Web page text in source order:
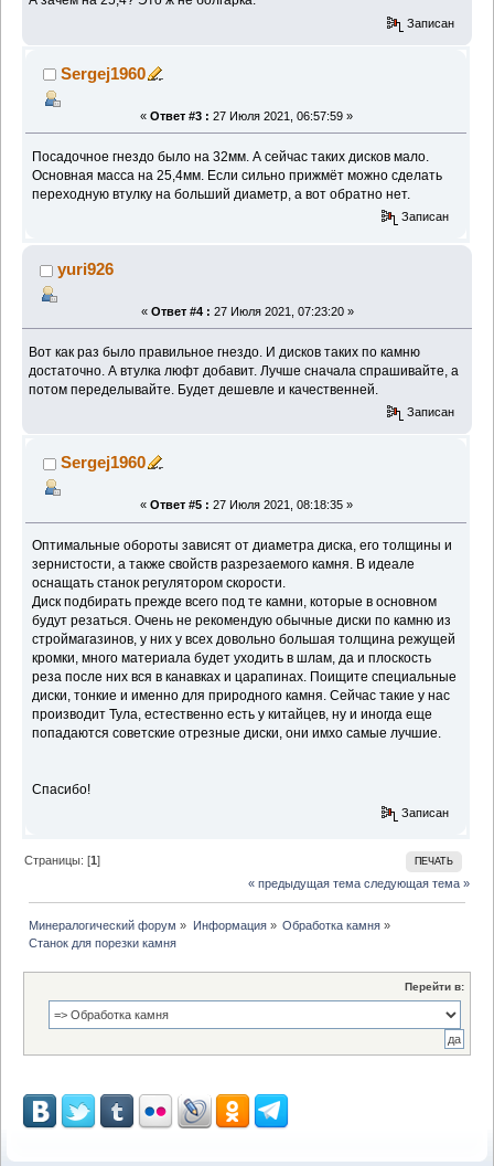
Записан
Sergej1960
« Ответ #3 : 27 Июля 2021, 06:57:59 »
Посадочное гнездо было на 32мм. А сейчас таких дисков мало.
Основная масса на 25,4мм. Если сильно прижмёт можно сделать
переходную втулку на больший диаметр, а вот обратно нет.
Записан
yuri926
« Ответ #4 : 27 Июля 2021, 07:23:20 »
Вот как раз было правильное гнездо. И дисков таких по камню
достаточно. А втулка люфт добавит. Лучше сначала спрашивайте, а
потом переделывайте. Будет дешевле и качественней.
Записан
Sergej1960
« Ответ #5 : 27 Июля 2021, 08:18:35 »
Оптимальные обороты зависят от диаметра диска, его толщины и
зернистости, а также свойств разрезаемого камня. В идеале
оснащать станок регулятором скорости.
Диск подбирать прежде всего под те камни, которые в основном
будут резаться. Очень не рекомендую обычные диски по камню из
строймагазинов, у них у всех довольно большая толщина режущей
кромки, много материала будет уходить в шлам, да и плоскость
реза после них вся в канавках и царапинах. Поищите специальные
диски, тонкие и именно для природного камня. Сейчас такие у нас
производит Тула, естественно есть у китайцев, ну и иногда еще
попадаются советские отрезные диски, они имхо самые лучшие.
Спасибо!
Записан
ПЕЧАТЬ
Страницы: [1]
« предыдущая тема следующая тема »
Минералогический форум » Информация» Обработка камня»
Станок для порезки камня
Перейти в: